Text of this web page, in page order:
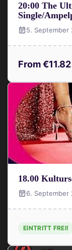
20:00 The
Single/
5. September
From €11.82
18.00
6. September
EINTRITT FREI!